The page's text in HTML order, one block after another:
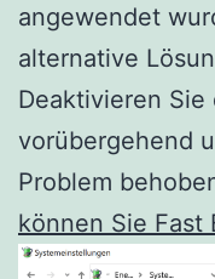
angewendet
alternative
Deaktivieren
vorübergehend
Problem
können Sie Fast